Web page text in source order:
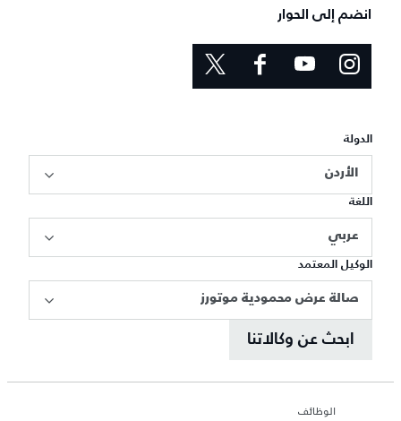
انضم إلى الحوار
الدولة
الأردن
اللغة
عربي
الوكيل المعتمد
صالة عرض محمودية موتورز
ابحث عن وكالاتنا
الوظائف